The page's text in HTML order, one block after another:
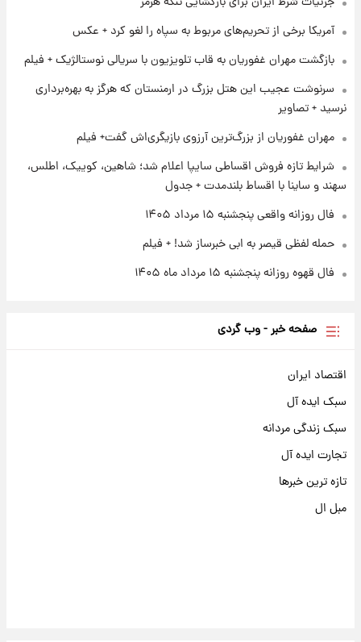
۱ روز پیش
آتش اختلاف در اینستاگرام؛ تمجید از حردانی به
مذاق رضاییان خوش نیامد+عکس
۱۲۹۰ شمسی
آمریکا برخی از تحریم‌های مربوط به سپاه را لغو کرد + عکس
بازگشت مهران غفوریان به قاب تلویزیون با سریالی نوستالژیک + فیلم
سرنوشت عجیب این هتل بزرگ در ارمنستان که هرگز به بهره‌برداری
نرسید + تصاویر
مهران غفوریان از بزرگ‌ترین آرزوی بازیگری‌اش گفت+ فیلم
شرایط تازه فروش اقساطی سایپا اعلام شد؛ شاهین، کوییک، اطلس،
سهند و ساینا با اقساط بلندمدت + جدول
فال روزانه واقعی پنجشنبه ۱۵ مرداد ۱۴۰۵
حمله لفظی قیصر به ابی خبرساز شد! + فیلم
فال قهوه روزانه پنجشنبه ۱۵ مرداد ماه ۱۴۰۵
صفحه خبر - وب گردی
اقتصاد ایران
سبک ایده آل
سبک زندگی مردانه
تجارت ایده آل
تازه ترین خبرها
مبل ال